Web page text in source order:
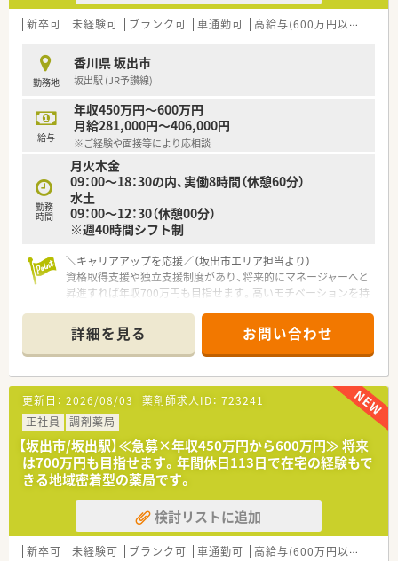
新卒可 未経験可 ブランク可 車通勤可 高給与(600万円以上)
勤務地
香川県 坂出市
坂出駅 (JR予讃線)
給与
年収450万円～600万円
月給281,000円～406,000円
※ご経験や面接等により応相談
勤務
時間
月火木金
09：00～18：30の内、実働8時間（休憩60分）
水土
09：00～12：30（休憩00分）
※週40時間シフト制
＼キャリアアップを応援／（坂出市エリア担当より）
資格取得支援や独立支援制度があり、将来的にマネージャーへと
昇進すれば年収700万円も目指せます。高いモチベーションを持
＊------------------------------------------＊
【店舗情報と応需状況について】
■最寄り駅である坂出駅から車で5分の好立地となっており、皮
膚科の処方箋をメインに応需している調剤薬局です。
■1日あたりの処方箋受付枚数は60枚から70枚程度で、特定の医
療機関から集中して調剤業務を請け負っています。
■皮膚科の専門的な知識を深く学びたい方に最適な環境であり、
処方箋の扱いを通じてスキルを高めることが可能です。
【法人特徴について】
■坂出市を中心に地域に根差した調剤薬局を5店舗展開してお
り、店舗間での応援体制も非常に充実しています。
■社長自らが日々店舗の現場に立って業務を行っているため、風
通しが良く意見をダイレクトに伝えやすい環境です。
詳細を見る お問い合わせ
更新日： 2026/08/03 薬剤師求人ID： 723241
正社員
調剤薬局
【坂出市/坂出駅】≪急募×年収450万円から600万円≫ 将来
は700万円も目指せます。年間休日113日で在宅の経験もで
きる地域密着型の薬局です。
検討リストに追加
新卒可 未経験可 ブランク可 車通勤可 高給与(600万円以上)